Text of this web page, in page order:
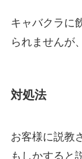
キャバクラに
られませんが
対処法
お客様に説教
もしかすると